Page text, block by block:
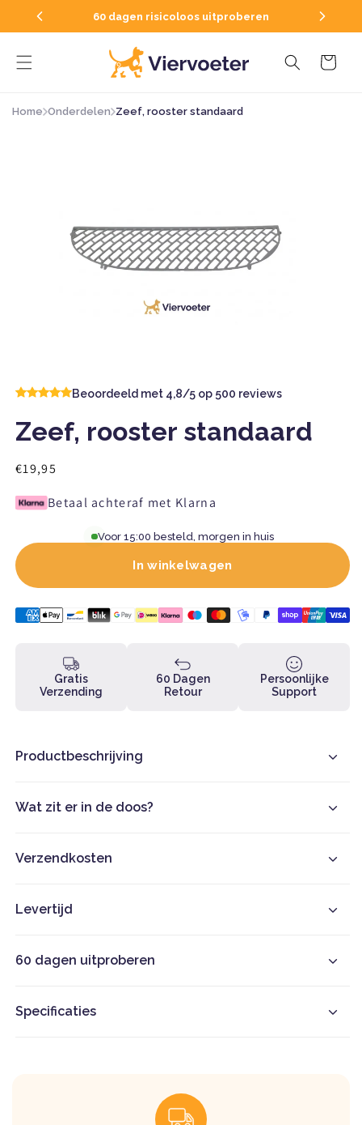
zum
Inhalt
in huis 60 dagen risicoloos uitproberen
Warenkorb
Home Onderdelen Zeef, rooster standaard
Beoordeeld met 4,8/5 op 500 reviews
Zeef, rooster standaard
Normaler
€19,95
Betaal achteraf met Klarna
Voor 15:00 besteld, morgen in huis
In winkelwagen
Gratis
Verzending
60 Dagen
Retour
Persoonlijke
Support
Productbeschrijving
Wat zit er in de doos?
Verzendkosten
Levertijd
60 dagen uitproberen
Specificaties